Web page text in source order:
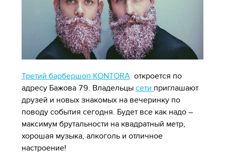
Третий барбершоп KONTORA откроется по
адресу Бажова 79. Владельцы сети приглашают
друзей и новых знакомых на вечеринку по
поводу события сегодня. Будет все как надо –
максимум брутальности на квадратный метр,
хорошая музыка, алкоголь и отличное
настроение!